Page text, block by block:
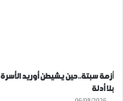
أزمة سبتة..حين يشيطن أوريد الأسرة
بلا أدلة